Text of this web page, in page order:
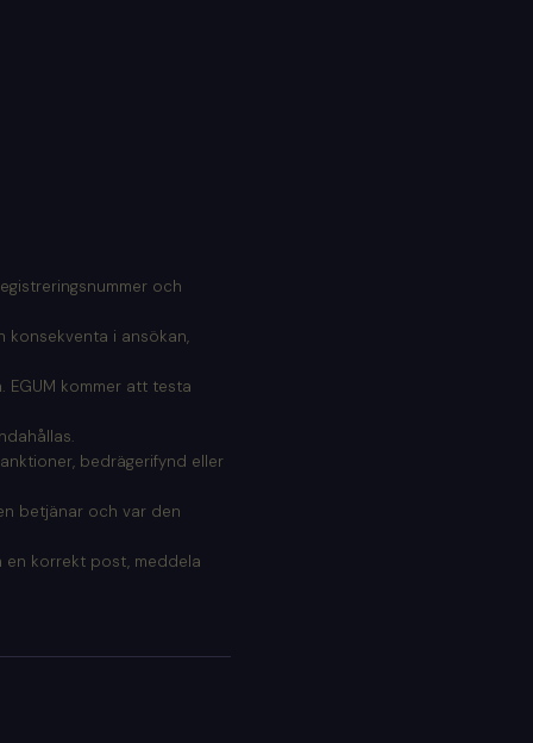
och
i ansökan,
kommer att testa
bedrägerifynd eller
betjänar och var den
en korrekt post, meddela